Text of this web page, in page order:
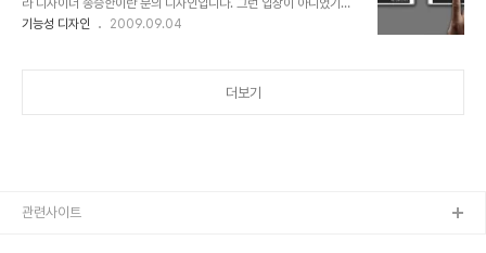
라우드 소싱과 무관하다 볼 수 없습니다. 다시 말해 안티 자체도 되돌
려 생각하면 크라우드 소싱의 일 부분으로 일맥할 수 있다는 가능성을
라 디자이너 송승한이란 분의 디자인입니다. 그런 입장이 아니었기에
생각 한번 해 본 적이 없는데... 앞을 보지 못하시는 분들이 휴대전화를
도 한다는 것을 알면서도... 모르고 살아가는 것이 대중의 모습을 하고
기능성 디자인 2009.09.04
더보기
관련사이트